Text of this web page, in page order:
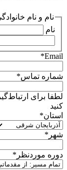
نام و نام
نام
Email
*
شماره تماس*
لطفا برای
کنید
استان*
شهر *
دوره موردنظر *